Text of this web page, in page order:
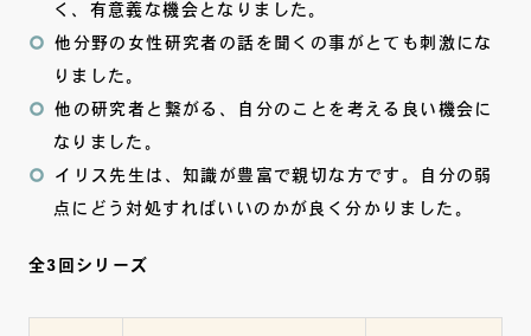
く、有意義な機会となりました。
他分野の女性研究者の話を聞くの事がとても刺激にな
りました。
他の研究者と繋がる、自分のことを考える良い機会に
なりました。
イリス先生は、知識が豊富で親切な方です。自分の弱
点にどう対処すればいいのかが良く分かりました。
全3回シリーズ